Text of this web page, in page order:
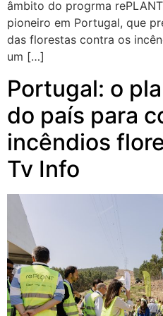
âmbito do progrma
pioneiro em Portugal, que
das florestas contra os
um […]
Portugal: o
do país para
incêndios
Tv Info